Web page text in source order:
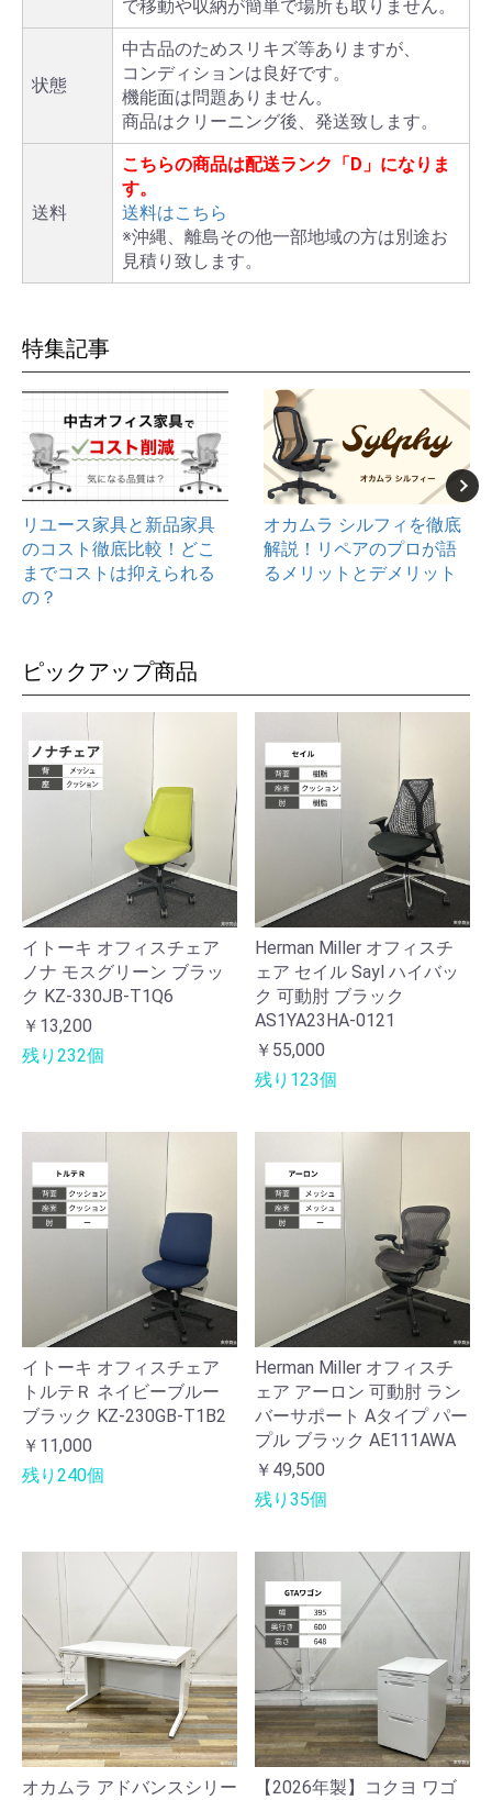
で移動や収納が簡単で場所も取りません。
状態
中古品のためスリキズ等ありますが、
コンディションは良好です。
機能面は問題ありません。
商品はクリーニング後、発送致します。
送料
こちらの商品は配送ランク「D」になりま
す。
送料はこちら
※沖縄、離島その他一部地域の方は別途お
見積り致します。
特集記事
リユース家具と新品家具
のコスト徹底比較！どこ
までコストは抑えられる
の？
オカムラ シルフィを徹底
解説！リペアのプロが語
るメリットとデメリット
ピックアップ商品
イトーキ オフィスチェア
ノナ モスグリーン ブラッ
ク KZ-330JB-T1Q6
￥13,200
残り232個
Herman Miller オフィスチ
ェア セイル Sayl ハイバッ
ク 可動肘 ブラック
AS1YA23HA-0121
￥55,000
残り123個
イトーキ オフィスチェア
トルテＲ ネイビーブルー
ブラック KZ-230GB-T1B2
￥11,000
残り240個
Herman Miller オフィスチ
ェア アーロン 可動肘 ラン
バーサポート Aタイプ パー
プル ブラック AE111AWA
￥49,500
残り35個
オカムラ アドバンスシリー
【2026年製】コクヨ ワゴ